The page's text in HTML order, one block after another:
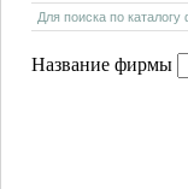
Для поиска по
Название фирмы